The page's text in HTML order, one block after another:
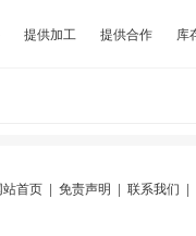
提供加工 提供合作 库
站首页 免责声明 联系我们